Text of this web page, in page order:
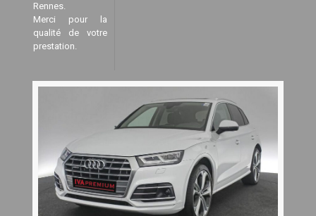
Rennes.
Merci pour la
qualité de votre
prestation.